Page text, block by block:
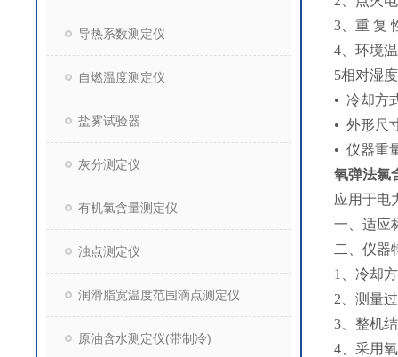
导热系数测定仪
自燃温度测定仪
盐雾试验器
灰分测定仪
有机氯含量测定仪
浊点测定仪
润滑脂宽温度范围滴点测定仪
原油含水测定仪(带制冷)
3、重 复
4、环境
5相对湿
• 冷却方
• 外形尺
• 仪器重
氧弹法氯
应用于电
一、适应
二、仪器
1、冷却
2、测量
3、整机
4、采用